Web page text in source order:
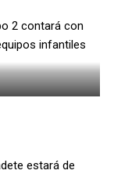
2 contará con
infantiles
estará de